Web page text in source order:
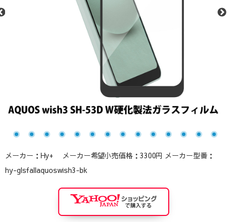
メーカー：Hy+ メーカー希望小売価格：3300円 メーカー型番：
hy-glsfallaquoswish3-bk